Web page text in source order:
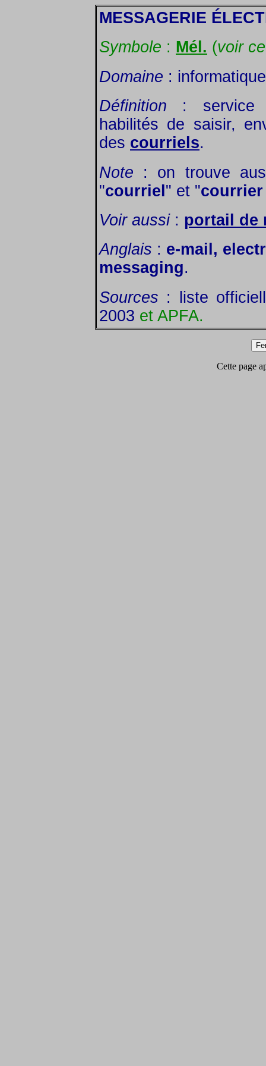
MESSAGERIE
Symbole : Mél. (voir
Domaine :
Définition : service
habilités de saisir,
des courriels.
Note : on trouve
"courriel " et "
Voir aussi: portail de
Anglais : e-mail,
messaging.
Sources : liste
2003 et APFA.
Cette page